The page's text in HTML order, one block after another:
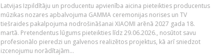
Latvijas Izpildītāju un producentu apvienība aicina pieteikties producentus
mūzikas nozares apbalvojuma GAMMA ceremonijas norises un TV
tiešraides pakalpojuma nodrošināšanai XIAOMI arēnā 2027 gada 18.
martā. Pretendentus lūgums pieteikties līdz 29.06.2026., nosūtot savu
profesionālo pieredzi un galvenos realizētos projektus, kā arī sniedzot
izcenojumu norādītajām...